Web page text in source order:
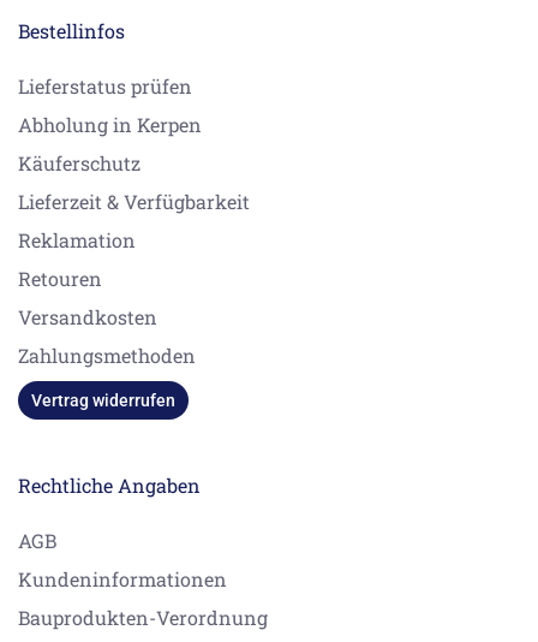
Bestellinfos
Lieferstatus prüfen
Abholung in Kerpen
Käuferschutz
Lieferzeit & Verfügbarkeit
Reklamation
Retouren
Versandkosten
Zahlungsmethoden
Vertrag widerrufen
Rechtliche Angaben
AGB
Kundeninformationen
Bauprodukten-Verordnung